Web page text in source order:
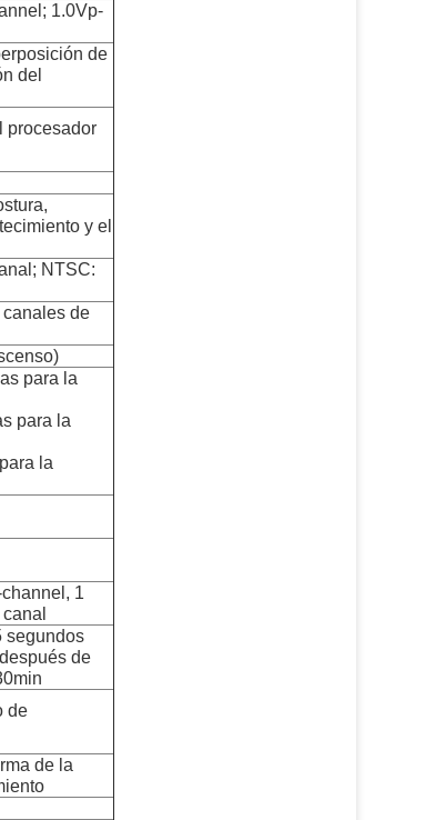
1.0Vp-
de
del
procesador
y el
NTSC:
de
para la
para la
la
1
segundos
de
de
de la